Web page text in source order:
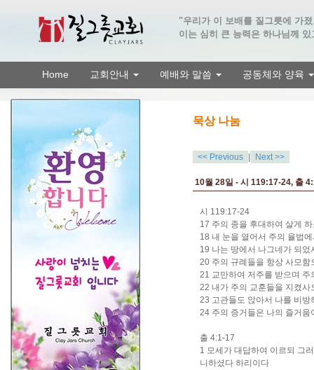
"우리가 이 보배를 질그릇에 가
이는 심히 큰 능력은 하나님께
Home 교회안내 예배와 말씀 공동체와 양육
묵상 나눔
<< Previous Next >>
10월 28일 - 시 119:17-24, 출
시 119:17-24
17 주의 종을 후대하여 살게
18 내 눈을 열어서 주의 율법
19 나는 땅에서 나그네가 되
20 주의 규례들을 항상 사모
21 교만하여 저주를 받으며
22 내가 주의 교훈들을 지켰
23 고관들도 앉아서 나를 비
24 주의 증거들은 나의 즐거움
출 4:1-17
1 모세가 대답하여 이르되 그
니하셨다 하리이다